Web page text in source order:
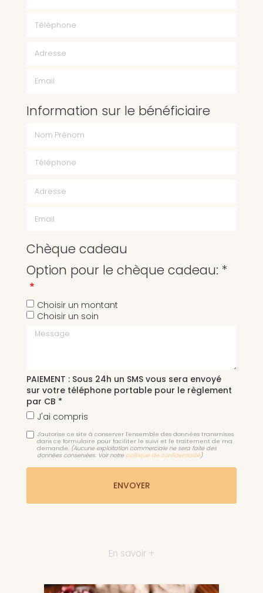
Information sur le bénéficiaire
Chèque cadeau
Option pour le chèque cadeau: *
Choisir un montant
Choisir un soin
Message
PAIEMENT : Sous 24h un SMS vous sera envoyé
sur votre téléphone portable pour le règlement
par CB *
J'ai compris
J'autorise ce site à conserver l'ensemble des données transmises
dans ce formulaire pour faciliter le suivi et le traitement de ma
demande. (Aucune exploitation commerciale ne sera faite des
données conservées. Voir notre politique de confidentialité)
En savoir +